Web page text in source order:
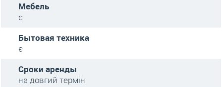
Мебель
є
Бытовая техника
є
Сроки аренды
на довгий термін